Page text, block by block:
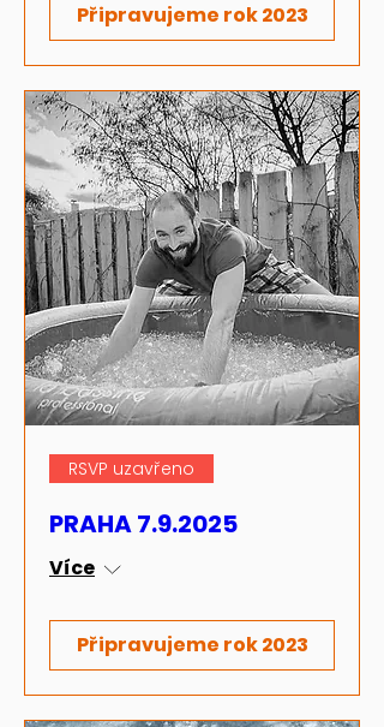
Připravujeme rok 2023
RSVP uzavřeno
PRAHA 7.9.2025
Více
Připravujeme rok 2023